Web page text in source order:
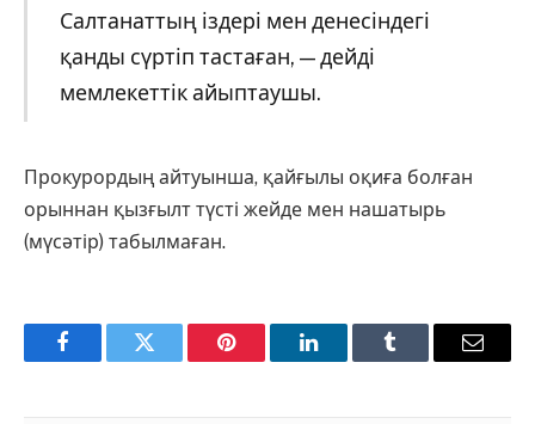
Салтанаттың іздері мен денесіндегі
қанды сүртіп тастаған, — дейді
мемлекеттік айыптаушы.
Прокурордың айтуынша, қайғылы оқиға болған
орыннан қызғылт түсті жейде мен нашатырь
(мүсәтір) табылмаған.
FacebookTwitter Pinterest LinkedInTumblr Email